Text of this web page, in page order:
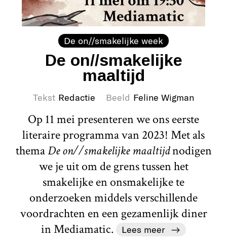
De on//smakelijke week
De on//smakelijke
maaltijd
Tekst Redactie Beeld Feline Wigman
Op 11 mei presenteren we ons eerste
literaire programma van 2023! Met als
themaDe on//smakelijke maaltijdnodigen
we je uit om de grens tussen het
smakelijke en onsmakelijke te
onderzoeken middels verschillende
voordrachten en een gezamenlijk diner
in Mediamatic.
Lees meer